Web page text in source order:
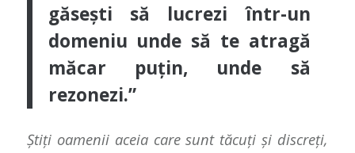
găsești să lucrezi într-un
domeniu unde să te atragă
măcar puțin, unde să
rezonezi.”
Știți oamenii aceia care sunt tăcuți și discreți,